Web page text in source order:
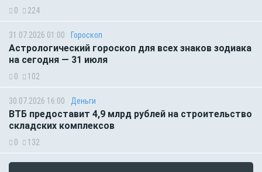
0 224
31.07.2026 01:00 Гороскоп
Астрологический гороскоп для всех знаков зодиака
на сегодня — 31 июля
0 102
30.07.2026 16:00 Деньги
ВТБ предоставит 4,9 млрд рублей на строительство
складских комплексов
0 132